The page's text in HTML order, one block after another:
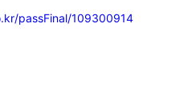
passFinal/109300914